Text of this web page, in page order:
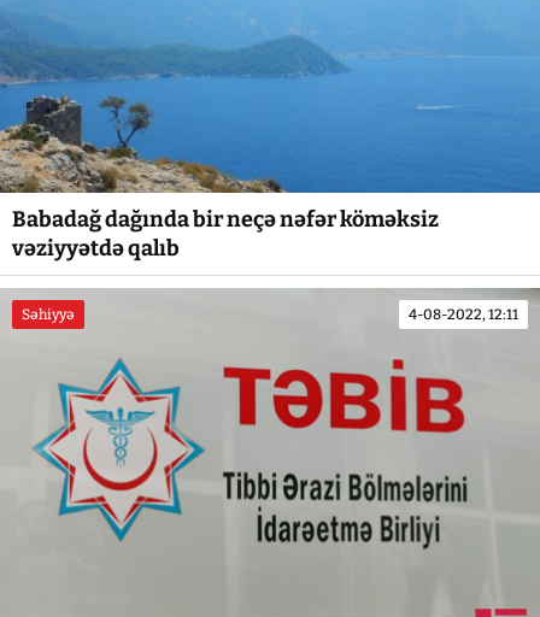
Babadağ dağında bir neçə nəfər köməksiz
vəziyyətdə qalıb
Səhiyyə 4-08-2022, 12:11